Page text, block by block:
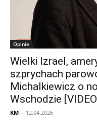
Opinie
Wielki Izrael,
szprychach
Michalkiewicz o
Wschodzie
KM - 12.04.2026